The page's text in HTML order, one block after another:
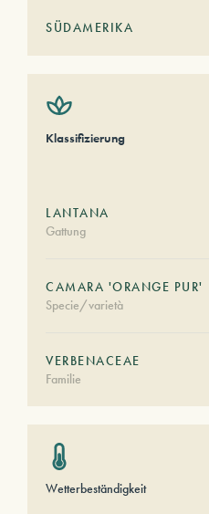
SÜDAMERIKA
Klassifizierung
LANTANA
Gattung
CAMARA 'ORANGE PUR'
Specie/varietà
VERBENACEAE
Familie
Wetterbeständigkeit